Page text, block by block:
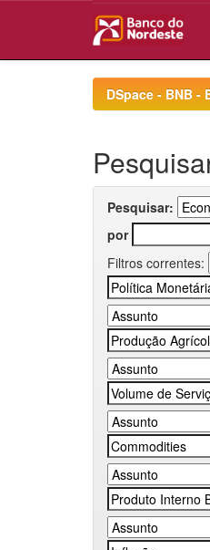
DSpace - BNB -
Pesquisar:
por
Filtros correntes: